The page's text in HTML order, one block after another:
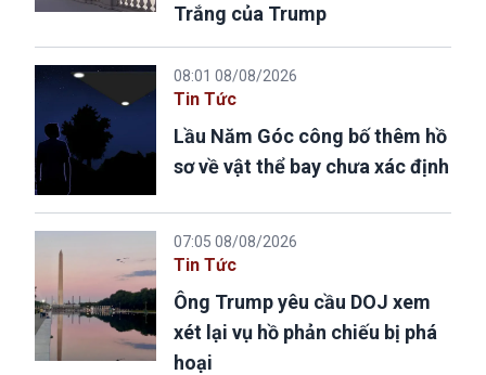
Trắng của Trump
08:01 08/08/2026
Tin Tức
Lầu Năm Góc công bố thêm hồ
sơ về vật thể bay chưa xác định
07:05 08/08/2026
Tin Tức
Ông Trump yêu cầu DOJ xem
xét lại vụ hồ phản chiếu bị phá
hoại